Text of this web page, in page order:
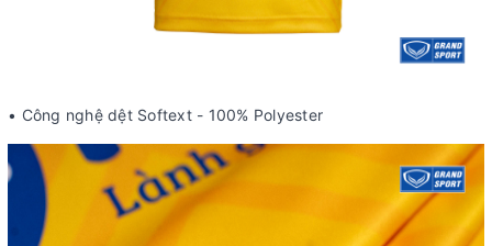
• Công nghệ dệt Softext - 100% Polyester